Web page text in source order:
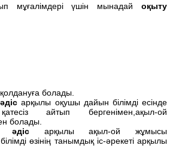
мұғалімдері үшін мынадай оқыту
болады.
әдіс арқылы оқушы дайын білімді есінде
айтып бергенімен,ақыл-ой
болады.
әдісарқылы ақыл-ой жұмысы
өзінің танымдық іс-әрекеті арқылы